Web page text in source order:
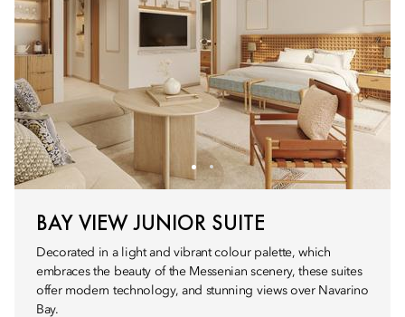
BAY VIEW JUNIOR SUITE
Decorated in a light and vibrant colour palette, which
embraces the beauty of the Messenian scenery, these suites
offer modern technology, and stunning views over Navarino
Bay.